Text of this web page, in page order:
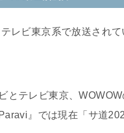
テレビ東京系で放送され
とテレビ東京、
』では現在「サ道